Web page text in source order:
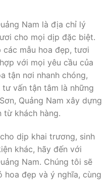
Nam là địa chỉ lý
cho mọi dịp đặc biệt.
mẫu hoa đẹp, tươi
với mọi yêu cầu của
tận nơi nhanh chóng,
vấn tận tâm là những
Quảng Nam xây dựng
từ khách hàng.
dịp khai trương, sinh
khác, hãy đến với
Nam. Chúng tôi sẽ
hoa đẹp và ý nghĩa, cùng